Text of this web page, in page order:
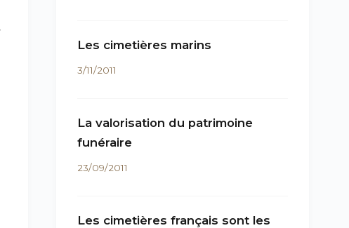
Les cimetières marins
3/11/2011
La valorisation du patrimoine
funéraire
23/09/2011
Les cimetières français sont les